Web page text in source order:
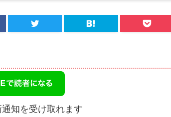
知を受け取れます